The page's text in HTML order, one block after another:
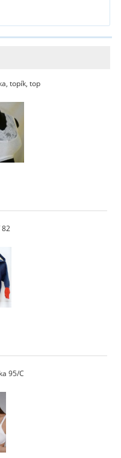
topík, top
82
95/C